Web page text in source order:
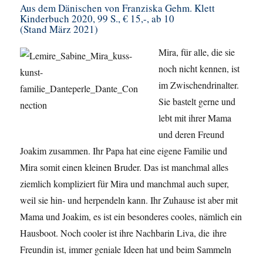
Aus dem Dänischen von Franziska Gehm. Klett
Kinderbuch 2020, 99 S., € 15,-, ab 10
(Stand März 2021)
Mira, für alle, die sie
noch nicht kennen, ist
im Zwischendrinalter.
Sie bastelt gerne und
lebt mit ihrer Mama
und deren Freund
Joakim zusammen. Ihr Papa hat eine eigene Familie und
Mira somit einen kleinen Bruder. Das ist manchmal alles
ziemlich kompliziert für Mira und manchmal auch super,
weil sie hin- und herpendeln kann. Ihr Zuhause ist aber mit
Mama und Joakim, es ist ein besonderes cooles, nämlich ein
Hausboot. Noch cooler ist ihre Nachbarin Liva, die ihre
Freundin ist, immer geniale Ideen hat und beim Sammeln